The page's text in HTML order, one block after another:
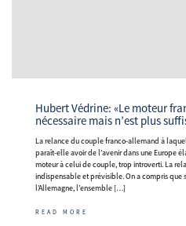
Hubert Védrine: «Le moteur franco-allemand reste
nécessaire mais n’est plus
La relance du couple franco-allemand à laquelle on assiste ces derniers mois vous
paraît-elle avoir de l’avenir dans une Europe
moteur à celui de couple, trop introverti. La
indispensable et prévisible. On a compris que
l’Allemagne, l’ensemble […]
READ MORE